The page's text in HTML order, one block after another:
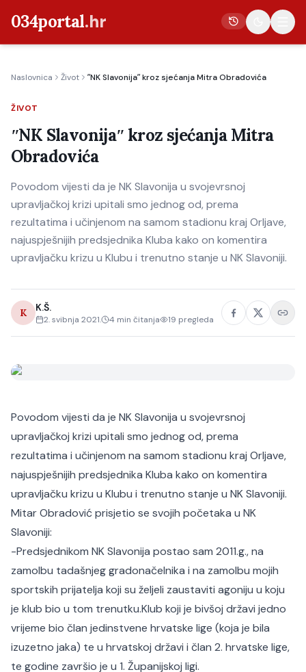
034portal.hr
Crna kronika
Poljoprivreda
Politika
Gospodarstvo
Život
Kultura
Sport
Naslovnica Život ʺNK Slavonijaʺ kroz sjećanja Mitra Obradovića
ŽIVOT
ʺNK Slavonijaʺ kroz sjećanja Mitra
Obradovića
Povodom vijesti da je NK Slavonija u svojevrsnoj
upravljačkoj krizi upitali smo jednog od, prema
rezultatima i učinjenom na samom stadionu kraj Orljave,
najuspješnijih predsjednika Kluba kako on komentira
upravljačku krizu u Klubu i trenutno stanje u NK Slavoniji.
K K.Š.
2. svibnja 2021. 4 min čitanja 19 pregleda
Povodom vijesti da je NK Slavonija u svojevrsnoj
upravljačkoj krizi upitali smo jednog od, prema
rezultatima i učinjenom na samom stadionu kraj Orljave,
najuspješnijih predsjednika Kluba kako on komentira
upravljačku krizu u Klubu i trenutno stanje u NK Slavoniji.
Mitar Obradović prisjetio se svojih početaka u NK
Slavoniji:
-Predsjednikom NK Slavonija postao sam 2011.g., na
zamolbu tadašnjeg gradonačelnika i na zamolbu mojih
sportskih prijatelja koji su željeli zaustaviti agoniju u koju
je klub bio u tom trenutku.Klub koji je bivšoj državi jedno
vrijeme bio član jedinstvene hrvatske lige (koja je bila
izuzetno jaka) te u hrvatskoj državi i član 2. hrvatske lige,
te godine završio je u 1. Županijskoj ligi.